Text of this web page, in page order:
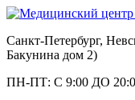
Санкт-Петербург,
Бакунина дом 2)
ПН-ПТ: С 9:00 ДО